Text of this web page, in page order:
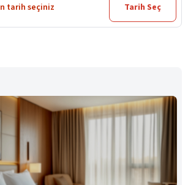
tarih seçiniz Tarih Seç